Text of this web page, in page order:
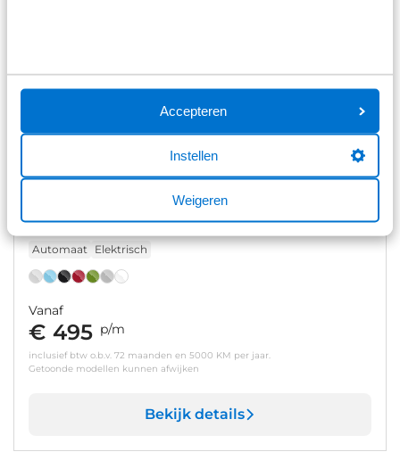
Accepteren
Instellen
Weigeren
Volkswagen ID.Cross
37kWh ev style 134pk aut
Automaat Elektrisch
Vanaf
€ 495 p/m
inclusief btw o.b.v. 72 maanden en 5000 KM per jaar.
Getoonde modellen kunnen afwijken
Bekijk details